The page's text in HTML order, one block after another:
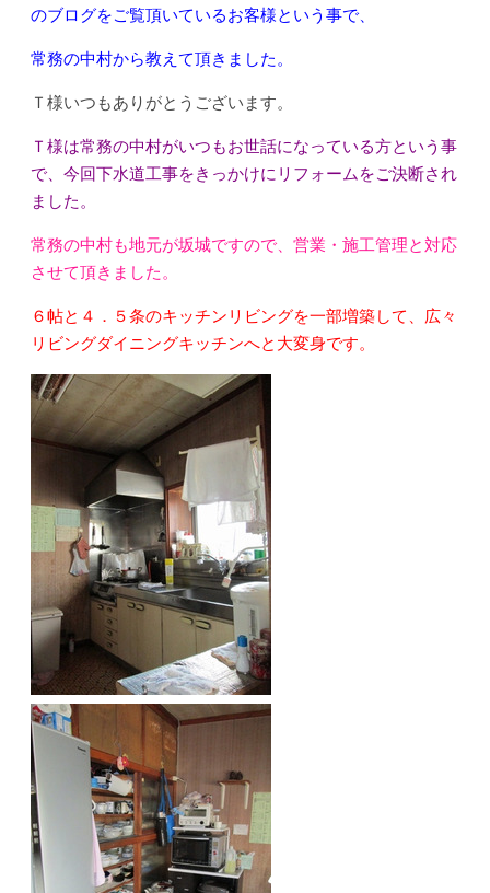
のブログをご覧頂いているお客様という事で、
常務の中村から教えて頂きました。
Ｔ様いつもありがとうございます。
Ｔ様は常務の中村がいつもお世話になっている方という事
で、今回下水道工事をきっかけにリフォームをご決断され
ました。
常務の中村も地元が坂城ですので、営業・施工管理と対応
させて頂きました。
６帖と４．５条のキッチンリビングを一部増築して、広々
リビングダイニングキッチンへと大変身です。